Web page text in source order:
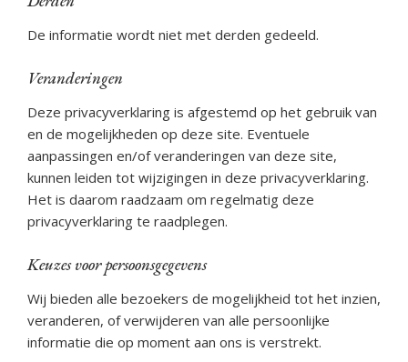
De informatie wordt niet met derden gedeeld.
Veranderingen
Deze privacyverklaring is afgestemd op het gebruik van
en de mogelijkheden op deze site. Eventuele
aanpassingen en/of veranderingen van deze site,
kunnen leiden tot wijzigingen in deze privacyverklaring.
Het is daarom raadzaam om regelmatig deze
privacyverklaring te raadplegen.
Keuzes voor persoonsgegevens
Wij bieden alle bezoekers de mogelijkheid tot het inzien,
veranderen, of verwijderen van alle persoonlijke
informatie die op moment aan ons is verstrekt.